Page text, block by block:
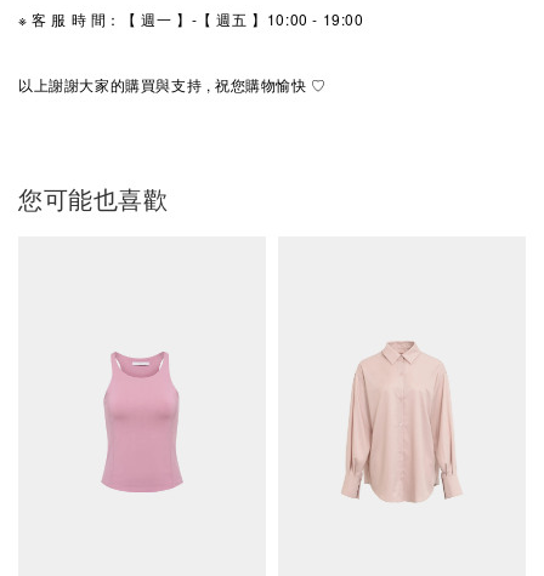
※ 客 服 時 間：【 週一 】-【 週五 】10:00 - 19:00
以上謝謝大家的購買與支持 , 祝您購物愉快 ♡
您可能也喜歡